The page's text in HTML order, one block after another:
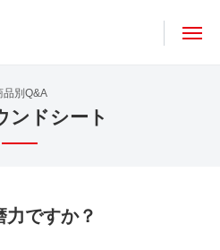
品別Q&A
ンドシート
力ですか？